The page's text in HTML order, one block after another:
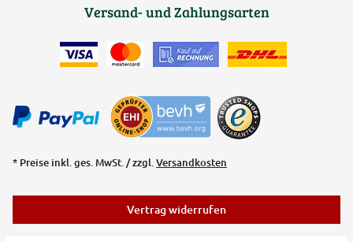
Versand- und Zahlungsarten
* Preise inkl. ges. MwSt. / zzgl.Versandkosten
Vertrag widerrufen